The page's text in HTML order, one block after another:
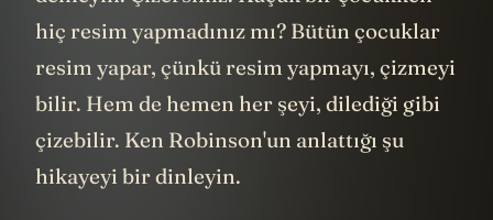
hiç resim yapmadınız mı? Bütün çocuklar
resim yapar, çünkü resim yapmayı, çizmeyi
bilir. Hem de hemen her şeyi, dilediği gibi
çizebilir. Ken Robinson'un anlattığı şu
hikayeyi bir dinleyin.